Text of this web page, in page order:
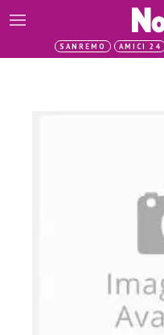
SANREMO AMICI 24